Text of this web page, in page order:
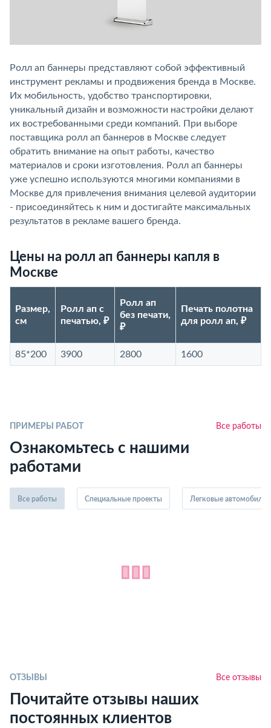
Ролл ап баннеры представляют собой эффективный
инструмент рекламы и продвижения бренда в Москве.
Их мобильность, удобство транспортировки,
уникальный дизайн и возможности настройки делают
их востребованными среди компаний. При выборе
поставщика ролл ап баннеров в Москве следует
обратить внимание на опыт работы, качество
материалов и сроки изготовления. Ролл ап баннеры
уже успешно используются многими компаниями в
Москве для привлечения внимания целевой аудитории
- присоединяйтесь к ним и достигайте максимальных
результатов в рекламе вашего бренда.
Цены на ролл ап баннеры капля в
Москве
Размер,
см
Ролл ап с
печатью, ₽
Ролл ап
без печати,
₽
Печать полотна
для ролл ап, ₽
85*200 3900 2800 1600
ПРИМЕРЫ РАБОТ Все работы
Ознакомьтесь с нашими
работами
Все работы Специальные проекты Легковые автомобили
ОТЗЫВЫ Все отзывы
Почитайте отзывы наших
постоянных клиентов